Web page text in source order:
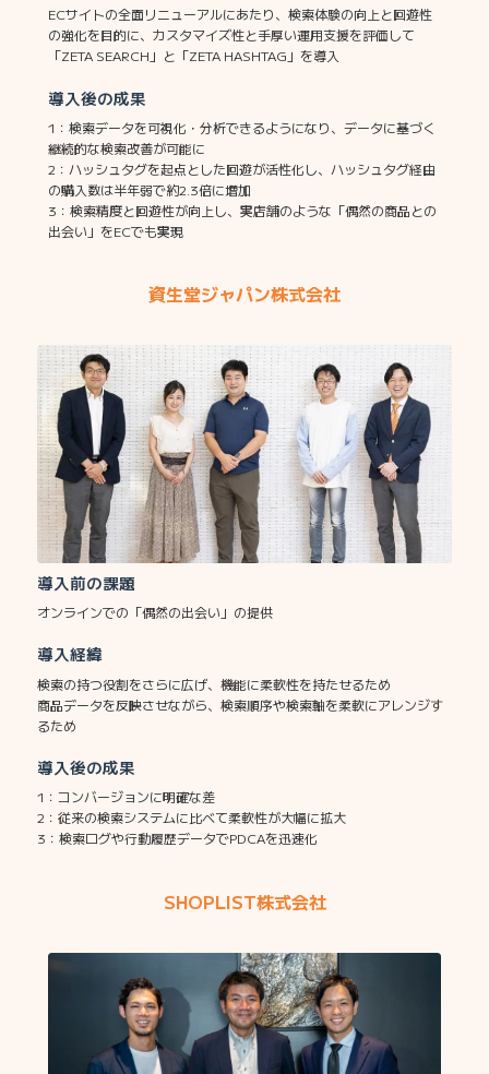
ECサイトの全面リニューアルにあたり、検索体験の向上と回遊性
の強化を目的に、カスタマイズ性と手厚い運用支援を評価して
「ZETA SEARCH」と「ZETA HASHTAG」を導入
導入後の成果
1：検索データを可視化・分析できるようになり、データに基づく
継続的な検索改善が可能に
2：ハッシュタグを起点とした回遊が活性化し、ハッシュタグ経由
の購入数は半年弱で約2.3倍に増加
3：検索精度と回遊性が向上し、実店舗のような「偶然の商品との
出会い」をECでも実現
資生堂ジャパン株式会社
導入前の課題
オンラインでの「偶然の出会い」の提供
導入経緯
検索の持つ役割をさらに広げ、機能に柔軟性を持たせるため
商品データを反映させながら、検索順序や検索軸を柔軟にアレンジす
るため
導入後の成果
1：コンバージョンに明確な差
2：従来の検索システムに比べて柔軟性が大幅に拡大
3：検索ログや行動履歴データでPDCAを迅速化
SHOPLIST株式会社